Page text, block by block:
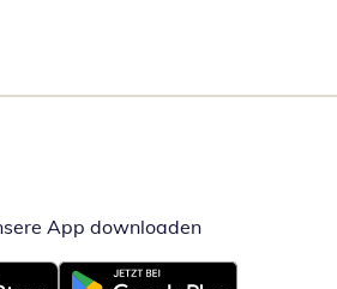
App downloadenÖffnet in